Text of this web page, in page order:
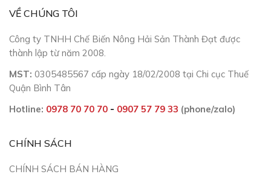
VỀ CHÚNG TÔI
Công ty TNHH Chế Biến Nông Hải Sản Thành Đạt được
thành lập từ năm 2008.
MST: 0305485567 cấp ngày 18/02/2008 tại Chi cục Thuế
Quận Bình Tân
Hotline: 0978 70 70 70 - 0907 57 79 33 (phone/zalo)
CHÍNH SÁCH
CHÍNH SÁCH BÁN HÀNG